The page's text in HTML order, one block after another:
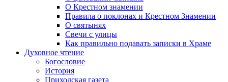
О Крестном знамении
Правила о поклонах и Крестном Знамении
О святынях
Свечи с улицы
Как правильно подавать записки в Храме
Духовное чтение
Богословие
История
Приходская газета